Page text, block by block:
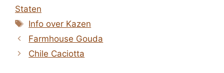
Staten
Tags
Info over Kazen
Farmhouse Gouda
Chile Caciotta